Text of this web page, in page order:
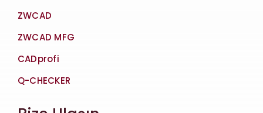
ZWCAD
ZWCAD MFG
CADprofi
Q-CHECKER